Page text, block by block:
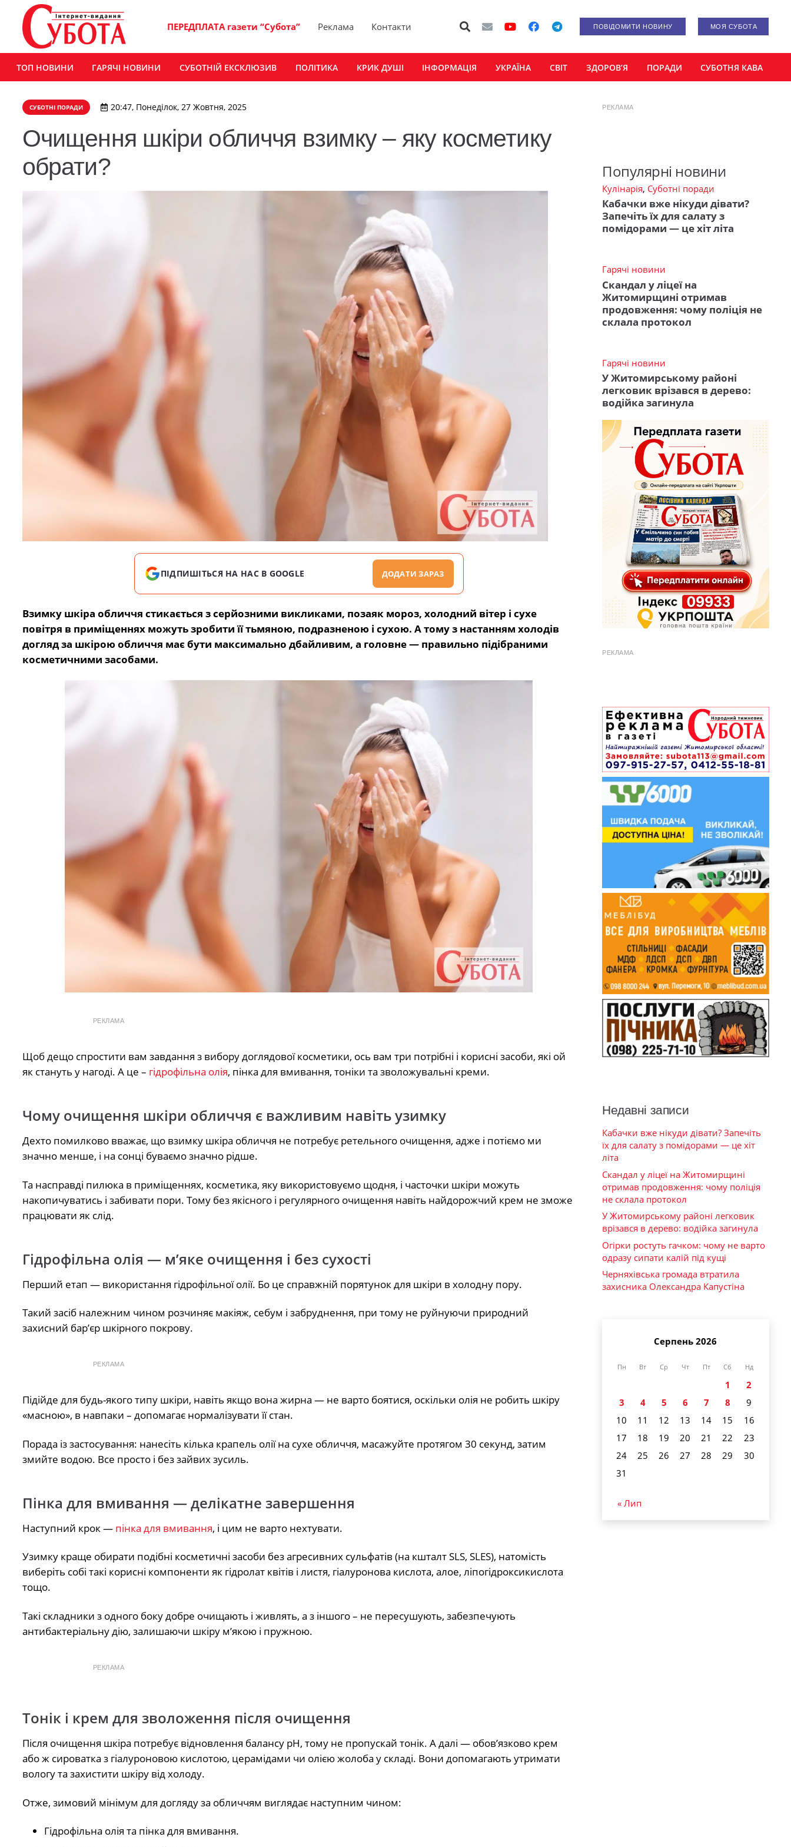
ПЕРЕДПЛАТА газети “Субота” Реклама Контакти ПОВІДОМИТИ НОВИНУ МОЯ СУБОТА
ТОП НОВИНИ ГАРЯЧІ НОВИНИ СУБОТНІЙ ЕКСКЛЮЗИВ ПОЛІТИКА КРИК ДУШІ ІНФОРМАЦІЯ УКРАЇНА СВІТ ЗДОРОВ’Я ПОРАДИ СУБОТНЯ КАВА
СУБОТНІ ПОРАДИ 20:47, Понеділок, 27 Жовтня, 2025
Очищення шкіри обличчя взимку – яку косметику
обрати?
ПІДПИШІТЬСЯ НА НАС В GOOGLE ДОДАТИ ЗАРАЗ
Взимку шкіра обличчя стикається з серйозними викликами, позаяк мороз, холодний вітер і сухе
повітря в приміщеннях можуть зробити її тьмяною, подразненою і сухою. А тому з настанням холодів
догляд за шкірою обличчя має бути максимально дбайливим, а головне — правильно підібраними
косметичними засобами.
РЕКЛАМА
Щоб дещо спростити вам завдання з вибору доглядової косметики, ось вам три потрібні і корисні засоби, які ой
як стануть у нагоді. А це – гідрофільна олія, пінка для вмивання, тоніки та зволожувальні креми.
Чому очищення шкіри обличчя є важливим навіть узимку
Дехто помилково вважає, що взимку шкіра обличчя не потребує ретельного очищення, адже і потіємо ми
значно менше, і на сонці буваємо значно рідше.
Та насправді пилюка в приміщеннях, косметика, яку використовуємо щодня, і часточки шкіри можуть
накопичуватись і забивати пори. Тому без якісного і регулярного очищення навіть найдорожчий крем не зможе
працювати як слід.
Гідрофільна олія — м’яке очищення і без сухості
Перший етап — використання гідрофільної олії. Бо це справжній порятунок для шкіри в холодну пору.
Такий засіб належним чином розчиняє макіяж, себум і забруднення, при тому не руйнуючи природний
захисний бар’єр шкірного покрову.
РЕКЛАМА
Підійде для будь-якого типу шкіри, навіть якщо вона жирна — не варто боятися, оскільки олія не робить шкіру
«масною», в навпаки – допомагає нормалізувати її стан.
Порада із застосування: нанесіть кілька крапель олії на сухе обличчя, масажуйте протягом 30 секунд, затим
змийте водою. Все просто і без зайвих зусиль.
Пінка для вмивання — делікатне завершення
Наступний крок — пінка для вмивання, і цим не варто нехтувати.
Узимку краще обирати подібні косметичні засоби без агресивних сульфатів (на кшталт SLS, SLES), натомість
виберіть собі такі корисні компоненти як гідролат квітів і листя, гіалуронова кислота, алое, ліпогідроксикислота
тощо.
Такі складники з одного боку добре очищають і живлять, а з іншого – не пересушують, забезпечують
антибактеріальну дію, залишаючи шкіру м’якою і пружною.
РЕКЛАМА
Тонік і крем для зволоження після очищення
Після очищення шкіра потребує відновлення балансу pH, тому не пропускай тонік. А далі — обов’язково крем
або ж сироватка з гіалуроновою кислотою, церамідами чи олією жолоба у складі. Вони допомагають утримати
вологу та захистити шкіру від холоду.
Отже, зимовий мінімум для догляду за обличчям виглядає наступним чином:
Гідрофільна олія та пінка для вмивання.
РЕКЛАМА
Популярні новини
Кулінарія, Суботні поради
Кабачки вже нікуди дівати?
Запечіть їх для салату з
помідорами — це хіт літа
Гарячі новини
Скандал у ліцеї на
Житомирщині отримав
продовження: чому поліція не
склала протокол
Гарячі новини
У Житомирському районі
легковик врізався в дерево:
водійка загинула
РЕКЛАМА
Недавні записи
Кабачки вже нікуди дівати? Запечіть
їх для салату з помідорами — це хіт
літа
Скандал у ліцеї на Житомирщині
отримав продовження: чому поліція
не склала протокол
У Житомирському районі легковик
врізався в дерево: водійка загинула
Огірки ростуть гачком: чому не варто
одразу сипати калій під кущі
Черняхівська громада втратила
захисника Олександра Капустіна
Серпень 2026
Пн Вт Ср Чт Пт Сб Нд
1
2
3
4 5 6 7 8
9
10
11 12 13 14 15
16
17
18 19 20 21 22
23
24
25 26 27 28 29
30
31
« Лип